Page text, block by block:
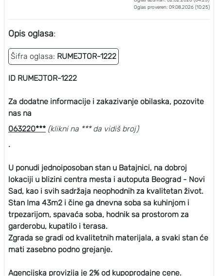
Oglas proveren: 09.08.2026 (10:25)
Opis oglasa:
Šifra oglasa: RUMEJTOR-1222
ID RUMEJTOR-1222
Za dodatne informacije i zakazivanje obilaska, pozovite
nas na
063220*** (klikni na *** da vidiš broj)
.
U ponudi jednoiposoban stan u Batajnici, na dobroj
lokaciji u blizini centra mesta i autoputa Beograd - Novi
Sad, kao i svih sadržaja neophodnih za kvalitetan život.
Stan Ima 43m2 i čine ga dnevna soba sa kuhinjom i
trpezarijom, spavaća soba, hodnik sa prostorom za
garderobu, kupatilo i terasa.
Zgrada se gradi od kvalitetnih materijala, a svaki stan će
mati zasebno podno grejanje.
Agencijska provizija je 2% od kupoprodajne cene.